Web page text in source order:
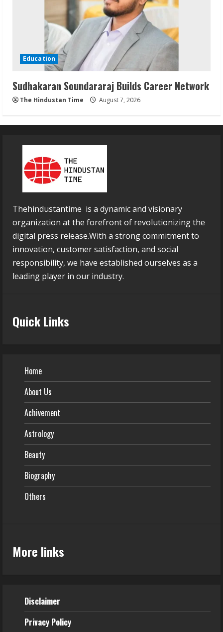
Education
Sudhakaran Soundararaj Builds Career Network
The Hindustan Time August 7, 2026
Thehindustantime is a dynamic and visionary
organization at the forefront of revolutionizing the
digital press release.With a strong commitment to
innovation, customer satisfaction, and social
responsibility, we have established ourselves as a
leading player in our industry.
Quick Links
Home
About Us
Achivement
Astrology
Beauty
Biography
Others
More links
Disclaimer
Privacy Policy